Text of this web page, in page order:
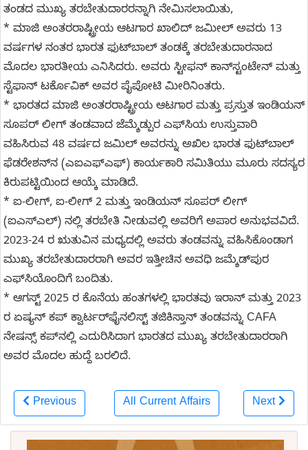
ತಂಡದ ಮುಖ್ಯ ತರಬೇತುದಾರರನ್ನಾಗಿ ನೇಮಿಸಲಾಯಿತು,
* ಮಾಜಿ ಅಂತರರಾಷ್ಟ್ರೀಯ ಆಟಗಾರ ಖಾಲಿದ್ ಜಮೀಲ್ ಅವರು 13
ವರ್ಷಗಳ ನಂತರ ಭಾರತ ಫುಟ್‌ಬಾಲ್‌ ತಂಡಕ್ಕೆ ತರಬೇತುದಾರನಾದ
ಮೊದಲ ಭಾರತೀಯ ಎನಿಸಿದರು. ಅವರು ಸ್ಟೀಫನ್‌ ಕಾನ್‌ಸ್ಟಂಟೇನ್ ಮತ್ತು
ಸ್ಟೆಫಾನ್ ಟರ್ಕೊವಿಕ್ ಅವರ ಪೈಪೋಟಿ ಮೀರಿನಿಂತರು.
* ಭಾರತದ ಮಾಜಿ ಅಂತರರಾಷ್ಟ್ರೀಯ ಆಟಗಾರ ಮತ್ತು ಪ್ರಸ್ತುತ ಇಂಡಿಯನ್
ಸೂಪರ್ ಲೀಗ್ ತಂಡವಾದ ಜೆಮ್ಶೆಡ್ಪುರ ಎಫ್‌ಸಿಯ ಉಸ್ತುವಾರಿ
ವಹಿಸಿರುವ 48 ವರ್ಷದ ಜಮಿಲ್ ಅವರನ್ನು ಅಖಿಲ ಭಾರತ ಫುಟ್‌ಬಾಲ್
ಫೆಡರೇಶನ್‌ನ (ಎಐಎಫ್‌ಎಫ್) ಕಾರ್ಯಕಾರಿ ಸಮಿತಿಯು ಮೂರು ಸದಸ್ಯರ
ಕಿರುಪಟ್ಟಿಯಿಂದ ಆಯ್ಕೆ ಮಾಡಿದೆ.
* ಐ-ಲೀಗ್, ಐ-ಲೀಗ್ 2 ಮತ್ತು ಇಂಡಿಯನ್ ಸೂಪರ್ ಲೀಗ್
(ಐಎಸ್‌ಎಲ್) ನಲ್ಲಿ ತರಬೇತಿ ನೀಡುವಲ್ಲಿ ಅವರಿಗೆ ಅಪಾರ ಅನುಭವವಿದೆ.
2023-24 ರ ಋತುವಿನ ಮಧ್ಯದಲ್ಲಿ ಅವರು ತಂಡವನ್ನು ವಹಿಸಿಕೊಂಡಾಗ
ಮುಖ್ಯ ತರಬೇತುದಾರರಾಗಿ ಅವರ ಇತ್ತೀಚಿನ ಅವಧಿ ಜಮ್ಶೆಡ್‌ಪುರ
ಎಫ್‌ಸಿಯೊಂದಿಗೆ ಬಂದಿತು.
* ಆಗಸ್ಟ್ 2025 ರ ಕೊನೆಯ ಹಂತಗಳಲ್ಲಿ ಭಾರತವು ಇರಾನ್ ಮತ್ತು 2023
ರ ಏಷ್ಯನ್ ಕಪ್ ಕ್ವಾರ್ಟರ್‌ಫೈನಲಿಸ್ಟ್ ತಜಿಕಿಸ್ತಾನ್ ತಂಡವನ್ನು CAFA
ನೇಷನ್ಸ್ ಕಪ್‌ನಲ್ಲಿ ಎದುರಿಸಿದಾಗ ಭಾರತದ ಮುಖ್ಯ ತರಬೇತುದಾರರಾಗಿ
ಅವರ ಮೊದಲ ಹುದ್ದೆ ಬರಲಿದೆ.
Previous All Current Affairs Next